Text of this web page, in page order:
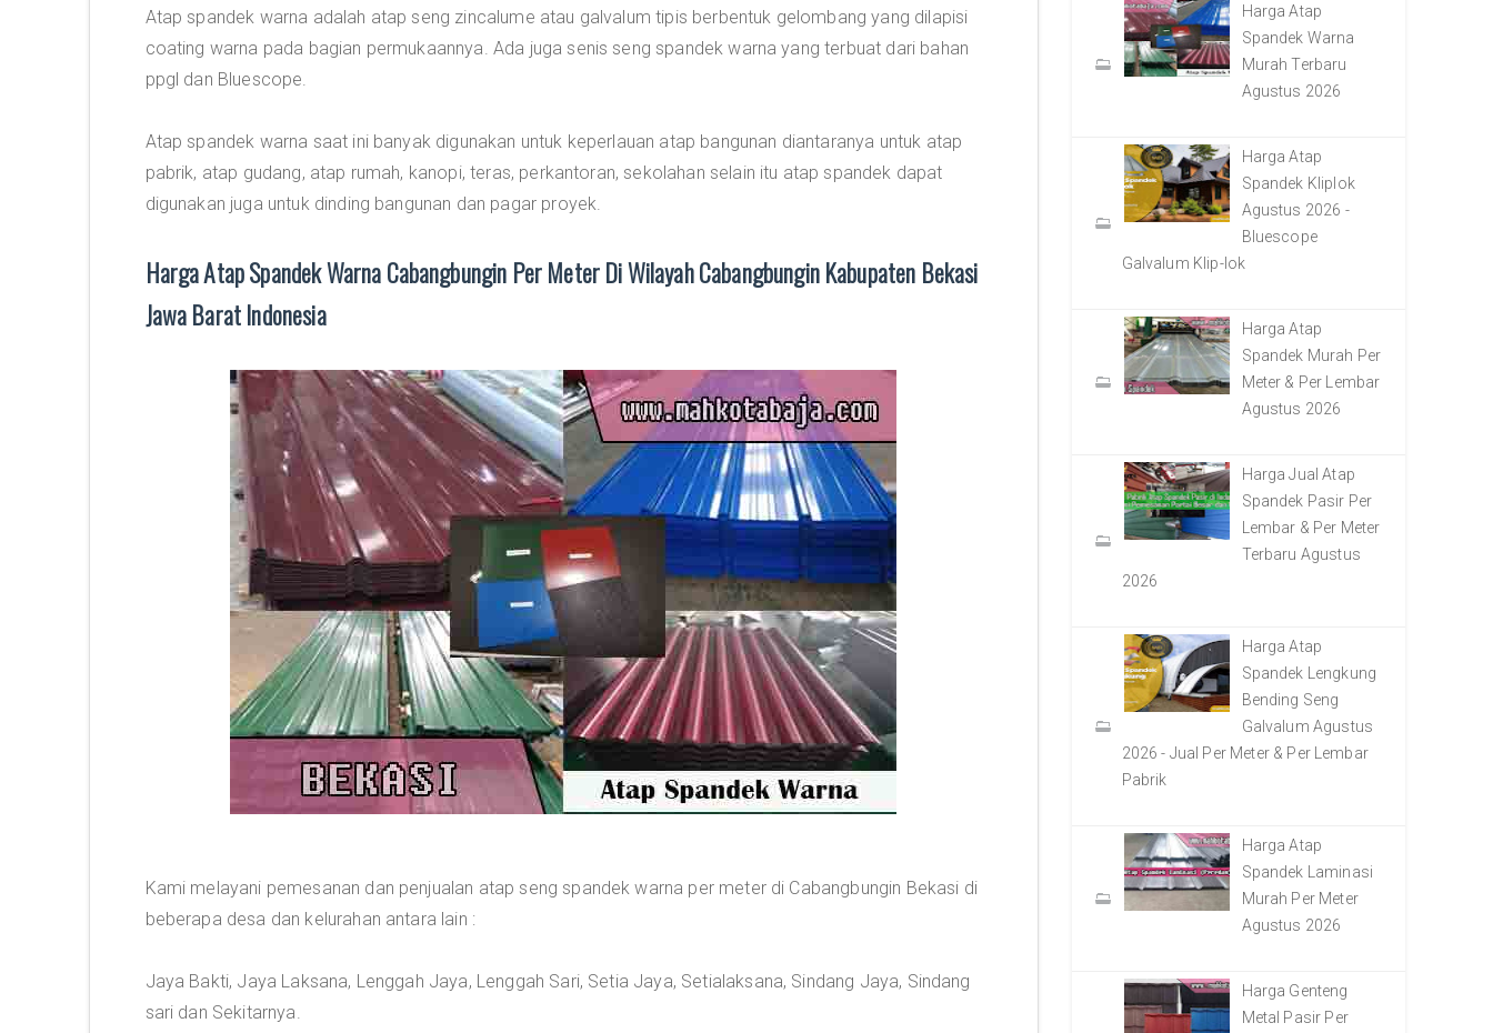
Atap spandek warna adalah atap seng zincalume atau galvalum tipis berbentuk gelombang yang dilapisi
coating warna pada bagian permukaannya. Ada juga senis seng spandek warna yang terbuat dari bahan
ppgl dan Bluescope.
Atap spandek warna saat ini banyak digunakan untuk keperlauan atap bangunan diantaranya untuk atap
pabrik, atap gudang, atap rumah, kanopi, teras, perkantoran, sekolahan selain itu atap spandek dapat
digunakan juga untuk dinding bangunan dan pagar proyek.
Harga Atap Spandek Warna Cabangbungin Per Meter Di Wilayah Cabangbungin Kabupaten Bekasi
Jawa Barat Indonesia
Kami melayani pemesanan dan penjualan atap seng spandek warna per meter di Cabangbungin Bekasi di
beberapa desa dan kelurahan antara lain :
Jaya Bakti, Jaya Laksana, Lenggah Jaya, Lenggah Sari, Setia Jaya, Setialaksana, Sindang Jaya, Sindang
sari dan Sekitarnya.
Harga Atap
Spandek Warna
Murah Terbaru
Agustus 2026
Harga Atap
Spandek Kliplok
Agustus 2026 -
Bluescope
Galvalum Klip-lok
Harga Atap
Spandek Murah Per
Meter & Per Lembar
Agustus 2026
Harga Jual Atap
Spandek Pasir Per
Lembar & Per Meter
Terbaru Agustus
2026
Harga Atap
Spandek Lengkung
Bending Seng
Galvalum Agustus
2026 - Jual Per Meter & Per Lembar
Pabrik
Harga Atap
Spandek Laminasi
Murah Per Meter
Agustus 2026
Harga Genteng
Metal Pasir Per